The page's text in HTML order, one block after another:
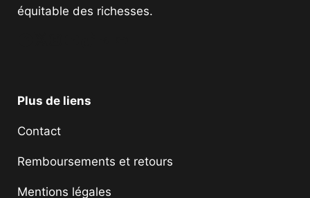
équitable des richesses.
Plus de liens
Contact
Remboursements et retours
Mentions légales